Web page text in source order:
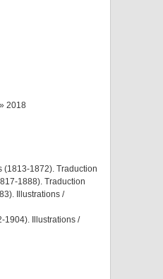
2018
(1813-1872). Traduction
1888). Traduction
Illustrations /
1904). Illustrations /